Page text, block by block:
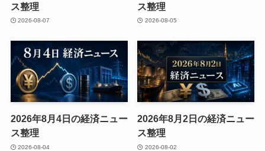
ス整理
2026-08-07
ス整理
2026-08-05
2026年8月4日の経済ニュー
ス整理
2026-08-04
2026年8月2日の経済ニュー
ス整理
2026-08-02